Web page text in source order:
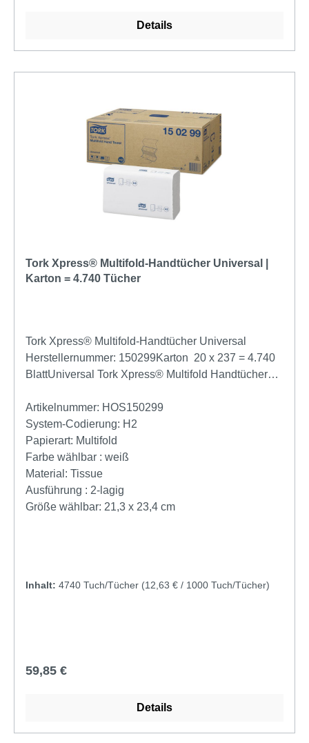
Details
Tork Xpress® Multifold-Handtücher Universal |
Karton = 4.740 Tücher
Tork Xpress® Multifold-Handtücher Universal
Herstellernummer: 150299Karton 20 x 237 = 4.740
BlattUniversal Tork Xpress® Multifold Handtücher
gutes Preis-Leistungs-Verhältnis. In Kombination mit
den Tork Xpress® Spendern für Multifold Handtücher
eignen sich die Handtücher für Waschräume mit
mittlerer Besucherfrequenz. Sie finden auch auf
begrenztem Raum Platz und bieten Ihren Gästen
Komfort und Hygiene.Ein Handtuch mit gutem Preis-
Leistungs-Verhältnis, das die grundlegenden
Breite entfaltet: 21.3 cm Länge gefaltet: 7,8 cm
Artikelnummer: HOS150299
System-Codierung: H2
Papierart: Multifold
Farbe wählbar : weiß
Material: Tissue
Ausführung : 2-lagig
Größe wählbar: 21,3 x 23,4 cm
Inhalt: 4740 Tuch/Tücher (12,63 € / 1000 Tuch/Tücher)
Regulärer Preis:
59,85 €
Details